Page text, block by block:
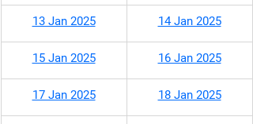
13 Jan 2025 14 Jan 2025
15 Jan 2025 16 Jan 2025
17 Jan 2025 18 Jan 2025